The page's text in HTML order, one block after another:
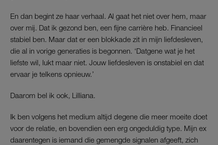
En dan begint ze haar verhaal. Al gaat het niet over hem, maar
over mij. Dat ik gezond ben, een fijne carrière heb. Financieel
stabiel ben. Maar dat er een blokkade zit in mijn liefdesleven,
die al in vorige generaties is begonnen. ‘Datgene wat je het
liefste wil, lukt maar niet. Jouw liefdesleven is onstabiel en dat
ervaar je telkens opnieuw.’
Daarom bel ik ook, Lilliana.
Ik ben volgens het medium altijd degene die meer moeite doet
voor de relatie, en bovendien een erg ongeduldig type. Mijn ex
daarentegen is iemand die gemengde signalen afgeeft, zich